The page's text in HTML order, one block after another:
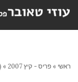
ראשי »פריס - קיץ 2007 »